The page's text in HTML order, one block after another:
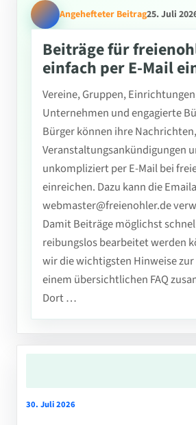
Angehefteter Beitrag25. Juli
Beiträge für
einfach per E-Mail
Vereine, Gruppen,
Unternehmen und engagierte
Bürger können ihre Nachrichten,
Veranstaltungsankündigungen
unkompliziert per E-Mail bei
einreichen. Dazu kann die
webmaster@freienohler.de
Damit Beiträge möglichst
reibungslos bearbeitet werden
wir die wichtigsten Hinweise
einem übersichtlichen FAQ
Dort …
30. Juli 2026